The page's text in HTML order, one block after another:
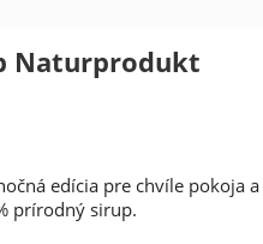
Naturprodukt
edícia pre chvíle pokoja a
prírodný sirup.